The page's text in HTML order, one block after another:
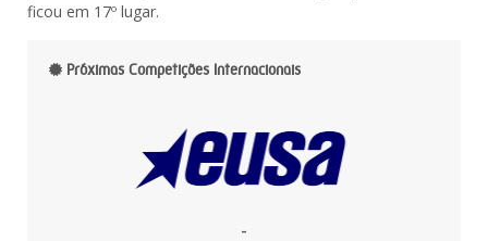
ficou em 17º lugar.
Próximas Competições Internacionais
-